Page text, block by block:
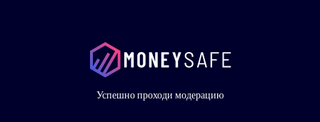
Успешно проходи модерацию